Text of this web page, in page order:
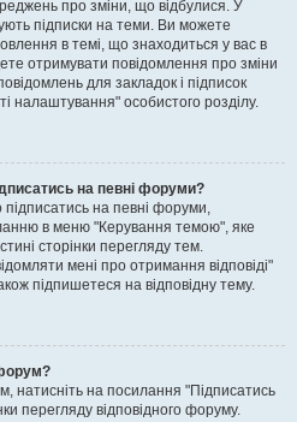
про зміни, що відбулися. У
підписки на теми. Ви можете
в темі, що знаходиться у вас в
отримувати повідомлення про зміни
для закладок і підписок
налаштування" особистого розділу.
на певні форуми?
на певні форуми,
в меню "Керування темою", яке
сторінки перегляду тем.
мені про отримання відповіді"
підпишетеся на відповідну тему.
натисніть на посилання "Підписатись
перегляду відповідного форуму.